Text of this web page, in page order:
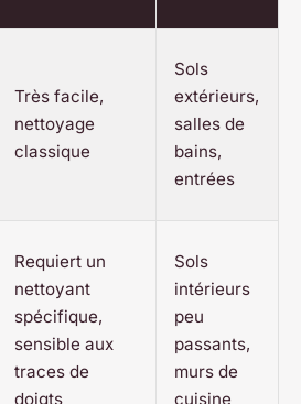
Très facile,
nettoyage
classique
Sols
extérieurs,
salles de
bains,
entrées
Requiert un
nettoyant
spécifique,
sensible aux
traces de
doigts
Sols
intérieurs
peu
passants,
murs de
cuisine